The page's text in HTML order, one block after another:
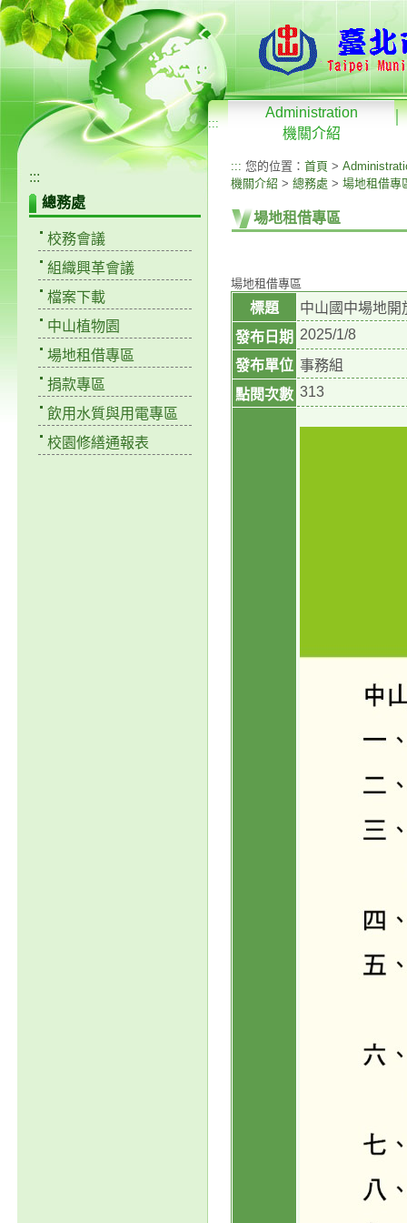
:::
Administration
機關介紹
:::
總務處
校務會議
組織興革會議
檔案下載
中山植物園
場地租借專區
捐款專區
飲用水質與用電專區
校園修繕通報表
::: 您的位置： 首頁 >
機關介紹 > 總務處 > 場地租借專
場地租借專區
場地租借專區
標題
中山國中場地開
發布日期 2025/1/8
發布單位 事務組
點閱次數 313